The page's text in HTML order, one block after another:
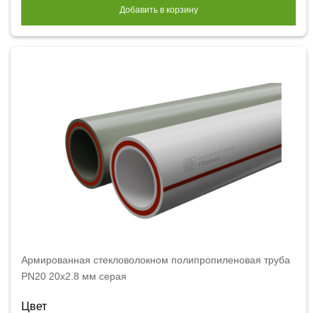
Добавить в корзину
Армированная стекловолокном полипропиленовая труба
PN20 20x2.8 мм серая
Цвет